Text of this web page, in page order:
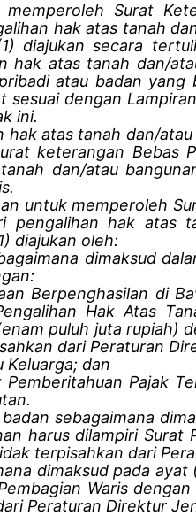
Surat
hak atas tanah
diajukan secara
hak atas tanah dan/
atau badan
sesuai dengan
ini.
hak atas tanah dan/
keterangan Bebas
dan/atau
untuk memperoleh
pengalihan hak atas
diajukan oleh:
dimaksud
Berpenghasilan di
Hak Atas
puluh juta rupiah)
dari Peraturan
dan
Pajak
sebagaimana
harus dilampiri Surat
terpisahkan dari
dimaksud pada
Waris
Peraturan Direktur